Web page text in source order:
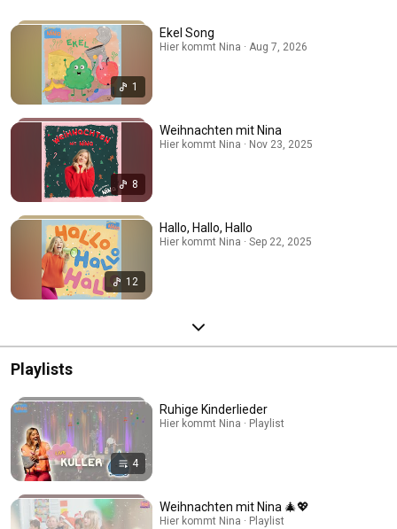
1
Ekel Song
Hier kommt Nina · Aug 7, 2026
8
Weihnachten mit Nina
Hier kommt Nina · Nov 23, 2025
12
Hallo, Hallo, Hallo
Hier kommt Nina · Sep 22, 2025
Playlists
4
Ruhige Kinderlieder
Hier kommt Nina · Playlist
Weihnachten mit Nina 🎄💖
Hier kommt Nina · Playlist